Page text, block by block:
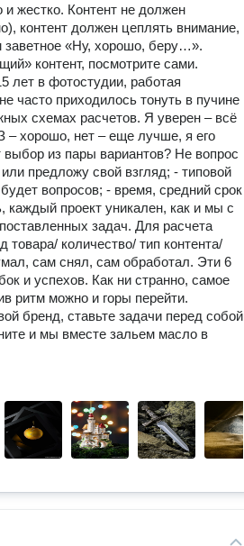
и жестко. Контент не должен
контент должен цеплять внимание,
«Ну, хорошо, беру…».
контент, посмотрите сами.
лет в фотостудии, работая
часто приходилось тонуть в пучине
схемах расчетов. Я уверен – всё
– хорошо, нет – еще лучше, я его
выбор из пары вариантов? Не вопрос
предложу свой взгляд; - типовой
вопросов; - время, средний срок
каждый проект уникален, как и мы с
задач. Для расчета
количество/ тип контента/
сам снял, сам обработал. Эти 6
и успехов. Как ни странно, самое
ритм можно и горы перейти.
бренд, ставьте задачи перед собой
и мы вместе зальем масло в